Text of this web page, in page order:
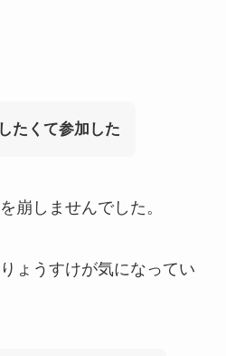
たくて参加した
崩しませんでした。
ょうすけが気になってい